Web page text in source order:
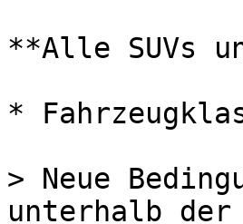
**Alle SUVs
*
> Neue
unterhalb der